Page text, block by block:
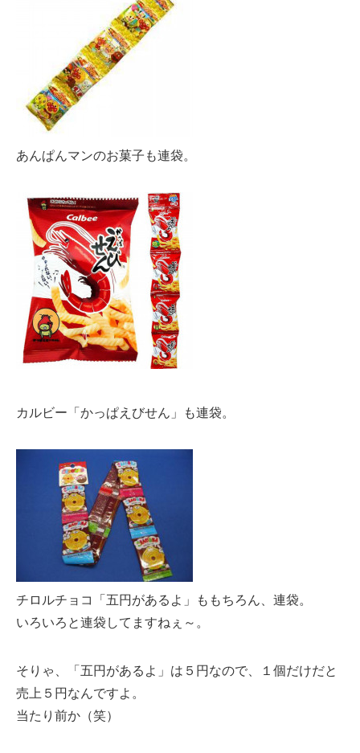
あんぱんマンのお菓子も連袋。
カルビー「かっぱえびせん」も連袋。
チロルチョコ「五円があるよ」ももちろん、連袋。
いろいろと連袋してますねぇ～。
そりゃ、「五円があるよ」は５円なので、１個だけだと
売上５円なんですよ。
当たり前か（笑）